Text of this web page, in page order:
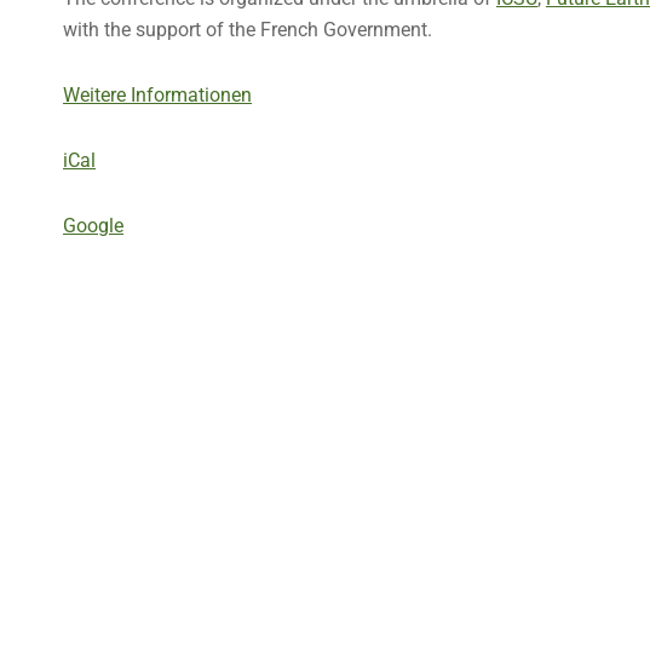
with the support of the French Government.
Weitere Informationen
iCal
Google